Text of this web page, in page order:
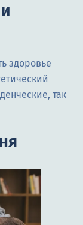
здоровье
так